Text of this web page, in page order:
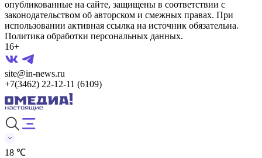
опубликованные на сайте, защищены в соответствии с
законодательством об авторском и смежных правах. При
использовании активная ссылка на источник обязательна.
Политика обработки персональных данных.
16+
site@in-news.ru
+7(3462) 22-12-11 (6109)
18 ℃